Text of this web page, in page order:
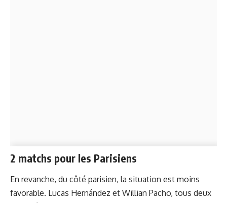
2 matchs pour les Parisiens
En revanche, du côté parisien, la situation est moins
favorable. Lucas Hernández et Willian Pacho, tous deux